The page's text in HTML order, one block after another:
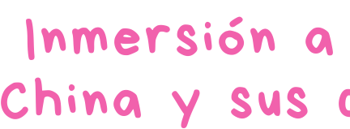
Inmersión
China y sus